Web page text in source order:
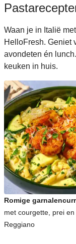
Waan je in Italië
HelloFresh. Geniet
avondeten én
keuken in huis.
Romige
met courgette, prei
Reggiano